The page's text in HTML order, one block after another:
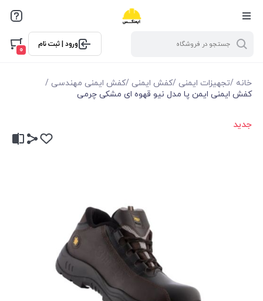
ورود | ثبت نام
0
خانه /تجهیزات ایمنی /کفش ایمنی /کفش ایمنی مهندسی /
کفش ایمنی ایمن پا مدل نیو قهوه ای مشکی چرمی
جدید